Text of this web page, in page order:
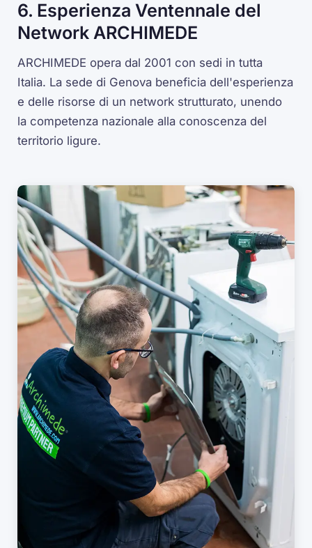
6. Esperienza Ventennale del
Network ARCHIMEDE
ARCHIMEDE opera dal 2001 con sedi in tutta
Italia. La sede di Genova beneficia dell'esperienza
e delle risorse di un network strutturato, unendo
la competenza nazionale alla conoscenza del
territorio ligure.